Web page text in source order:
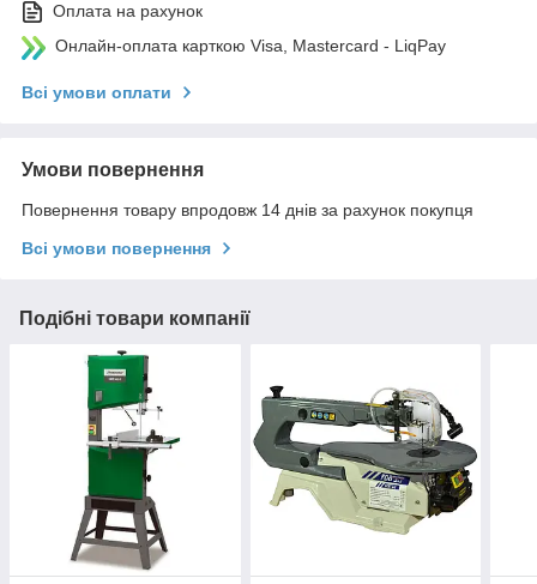
Оплата на рахунок
Онлайн-оплата карткою Visa, Mastercard - LiqPay
Всі умови оплати
Умови повернення
Повернення товару впродовж 14 днів за рахунок покупця
Всі умови повернення
Подібні товари компанії